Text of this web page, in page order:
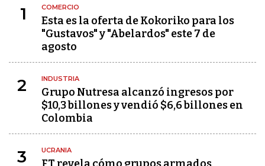
1 COMERCIO
Esta es la oferta de Kokoriko para los
"Gustavos" y "Abelardos" este 7 de
agosto
2 INDUSTRIA
Grupo Nutresa alcanzó ingresos por
$10,3 billones y vendió $6,6 billones en
Colombia
3 UCRANIA